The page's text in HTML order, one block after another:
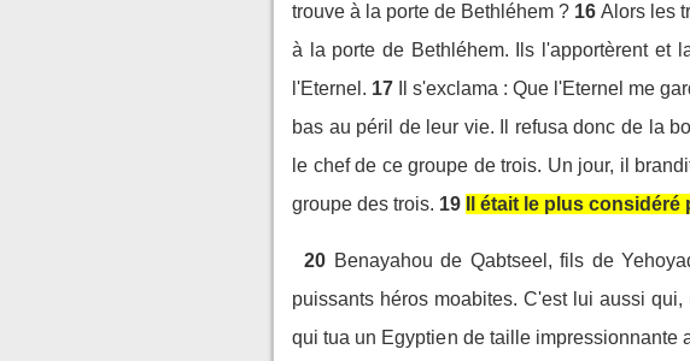
trouve à la porte de Bethléhem ? 16 Alors les
à la porte de Bethléhem. Ils l'apportèrent et
l'Eternel. 17
Il s'exclama : Que l'Eternel me
bas au péril de leur vie. Il refusa donc de la
le chef de ce groupe de trois. Un jour, il
groupe des trois. 19 Il était le plus
20 Benayahou de Qabtseel, fils de
puissants héros moabites. C'est lui aussi
qui tua un Egyptien de taille impressionnante